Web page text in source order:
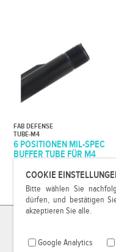
COOKIE
Bitte wählen Sie
dürfen, und bestätigen
akzeptieren Sie alle.
Google Analytics
FAB DEFENSE
TUBE-M4
6 POSITIONEN MIL-SPEC
BUFFER TUBE FÜR M4